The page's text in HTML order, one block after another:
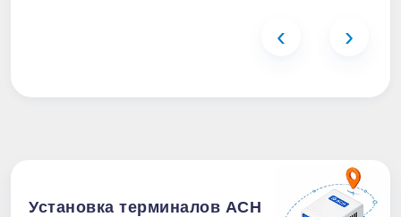
‹ ›
Установка терминалов АСН